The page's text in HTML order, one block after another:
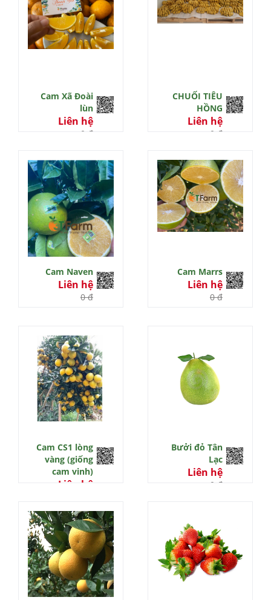
Cam Xã Đoài
lùn
Liên hệ
0 đ
CHUỐI TIÊU
HỒNG
Liên hệ
0 đ
Cam Naven
Liên hệ
0 đ
Cam Marrs
Liên hệ
0 đ
Cam CS1 lòng
vàng (giống
cam vinh)
Liên hệ
Bưởi đỏ Tân
Lạc
Liên hệ
0 đ